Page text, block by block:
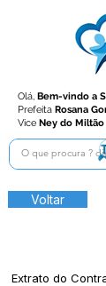
Olá, Bem-vindo a
Prefeita Rosana
Vice Ney do Miltão
Voltar
Extrato do